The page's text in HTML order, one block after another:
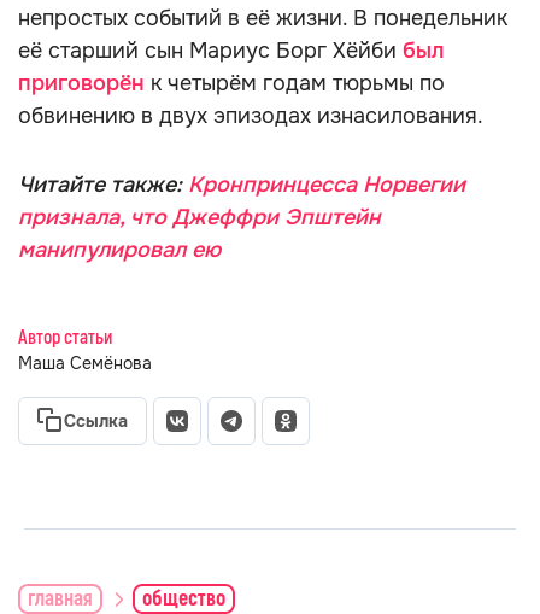
непростых событий в её жизни. В понедельник
её старший сын Мариус Борг Хёйби был
приговорён к четырём годам тюрьмы по
обвинению в двух эпизодах изнасилования.
Читайте также:Кронпринцесса Норвегии
признала, что Джеффри Эпштейн
манипулировал ею
Автор статьи
Маша Семёнова
Ссылка
главная общество